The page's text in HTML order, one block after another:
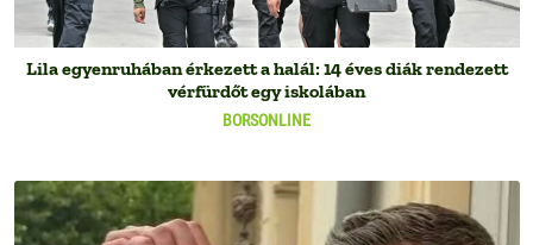
BORSONLINE
Lila egyenruhában érkezett a halál: 14 éves diák rendezett
vérfürdőt egy iskolában